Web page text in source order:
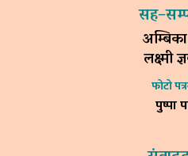
लक्ष्मी
फोटो
पुष्पा